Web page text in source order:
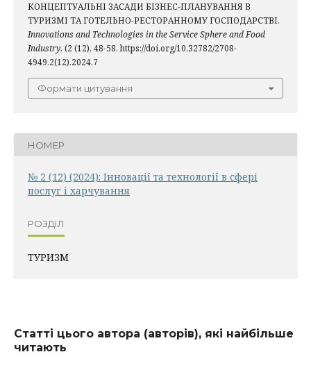
КОНЦЕПТУАЛЬНІ ЗАСАДИ БІЗНЕС-ПЛАНУВАННЯ В
ТУРИЗМІ ТА ГОТЕЛЬНО-РЕСТОРАННОМУ ГОСПОДАРСТВІ.
Innovations and Technologies in the Service Sphere and Food
Industry, (2 (12), 48-58. https://doi.org/10.32782/2708-
4949.2(12).2024.7
Формати цитування
НОМЕР
№ 2 (12) (2024): Інновації та технології в сфері
послуг і харчування
РОЗДІЛ
ТУРИЗМ
Статті цього автора (авторів), які найбільше
читають